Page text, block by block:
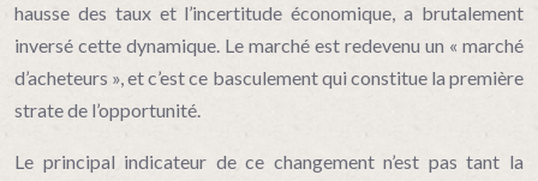
hausse des taux et l’incertitude économique, a brutalement
inversé cette dynamique. Le marché est redevenu un « marché
d’acheteurs », et c’est ce basculement qui constitue la première
strate de l’opportunité.
Le principal indicateur de ce changement n’est pas tant la